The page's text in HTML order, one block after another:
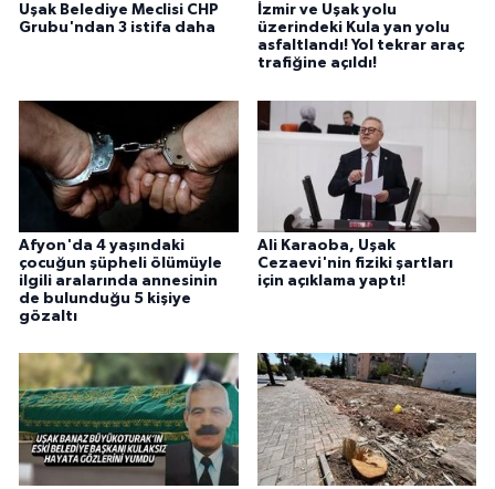
Uşak Belediye Meclisi CHP
Grubu'ndan 3 istifa daha
İzmir ve Uşak yolu
üzerindeki Kula yan yolu
asfaltlandı! Yol tekrar araç
trafiğine açıldı!
Afyon'da 4 yaşındaki
çocuğun şüpheli ölümüyle
ilgili aralarında annesinin
de bulunduğu 5 kişiye
gözaltı
Ali Karaoba, Uşak
Cezaevi'nin fiziki şartları
için açıklama yaptı!